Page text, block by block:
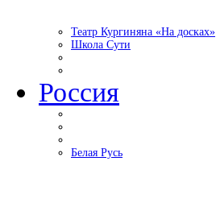
Театр Кургиняна «На досках»
Школа Сути
Россия
Белая Русь